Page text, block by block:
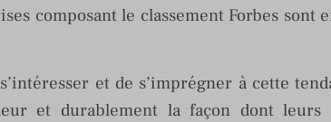
composant le classement Forbes sont
et de s’imprégner à cette
et durablement la façon dont leurs